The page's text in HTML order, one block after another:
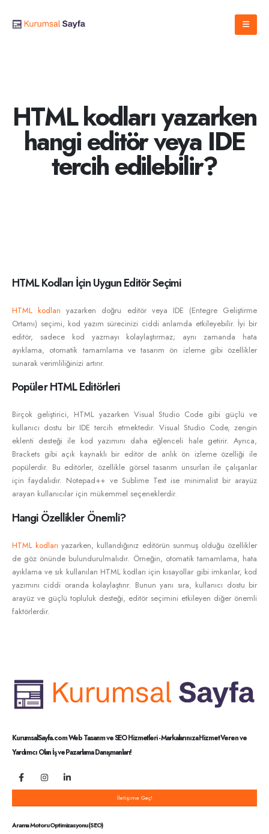
HTML kodları yazarken
hangi editör veya IDE
tercih edilebilir?
HTML Kodları İçin Uygun Editör Seçimi
HTML kodları yazarken doğru editör veya IDE (Entegre Geliştirme
Ortamı) seçimi, kod yazım sürecinizi ciddi anlamda etkileyebilir. İyi bir
editör, sadece kod yazmayı kolaylaştırmaz; aynı zamanda hata
ayıklama, otomatik tamamlama ve tasarım ön izleme gibi özellikler
sunarak verimliliğinizi artırır.
Popüler HTML Editörleri
Birçok geliştirici, HTML yazarken Visual Studio Code gibi güçlü ve
kullanıcı dostu bir IDE tercih etmektedir. Visual Studio Code, zengin
eklenti desteği ile kod yazımını daha eğlenceli hale getirir. Ayrıca,
Brackets gibi açık kaynaklı bir editör de anlık ön izleme özelliği ile
popülerdir. Bu editörler, özellikle görsel tasarım unsurları ile çalışanlar
için faydalıdır. Notepad++ ve Sublime Text ise minimalist bir arayüz
arayan kullanıcılar için mükemmel seçeneklerdir.
Hangi Özellikler Önemli?
HTML kodları yazarken, kullandığınız editörün sunmuş olduğu özellikler
de göz önünde bulundurulmalıdır. Örneğin, otomatik tamamlama, hata
ayıklama ve sık kullanılan HTML kodları için kısayollar gibi imkanlar, kod
yazımını ciddi oranda kolaylaştırır. Bunun yanı sıra, kullanıcı dostu bir
arayüz ve güçlü topluluk desteği, editör seçimini etkileyen diğer önemli
faktörlerdir.
KurumsalSayfa.com Web Tasarım ve SEO Hizmetleri - Markalarınıza Hizmet Veren ve
Yardımcı Olan İş ve Pazarlama Danışmanları!
İletişime Geç!
Arama Motoru Optimizasyonu (SEO)